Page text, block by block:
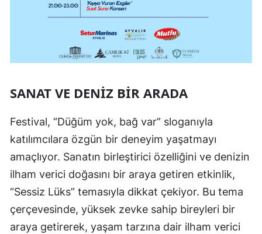
SANAT VE DENIZ BIR ARADA
Festival, “Düğüm yok, bağ var” sloganıyla
katılımcılara özgün bir deneyim yaşatmayı
amaçlıyor. Sanatın birleştirici özelliğini ve denizin
ilham verici doğasını bir araya getiren etkinlik,
“Sessiz Lüks” temasıyla dikkat çekiyor. Bu tema
çerçevesinde, yüksek zevke sahip bireyleri bir
araya getirerek, yaşam tarzına dair ilham verici